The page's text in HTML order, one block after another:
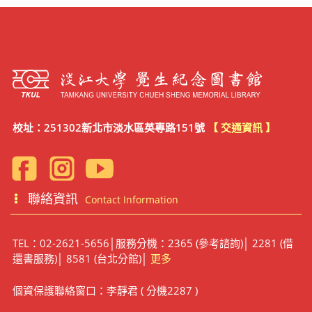
校址：251302新北市淡水區英專路151號 【 交通資訊 】
聯絡資訊 Contact Information
TEL：02-2621-5656│服務分機：2365 (參考諮詢)│ 2281 (借
還書服務)│ 8581 (台北分館)│ 更多
個資保護聯絡窗口：李靜君 ( 分機2287 )